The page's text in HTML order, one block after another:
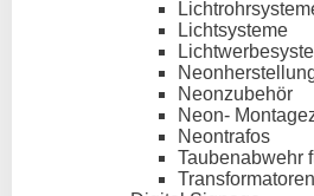
Lichtsysteme
Neonzubehör
Neon-
Neontrafos
Taubenabwehr
Transformatoren